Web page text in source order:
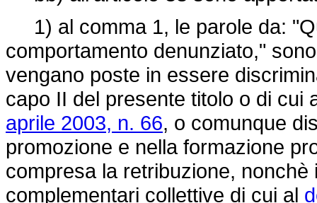
1) al comma 1, le parole da:
comportamento denunziato,"
vengano poste in essere
capo II del presente titolo o di cui
aprile 2003, n. 66, o comunque
promozione e nella formazione
compresa la retribuzione,
complementari collettive di cui al